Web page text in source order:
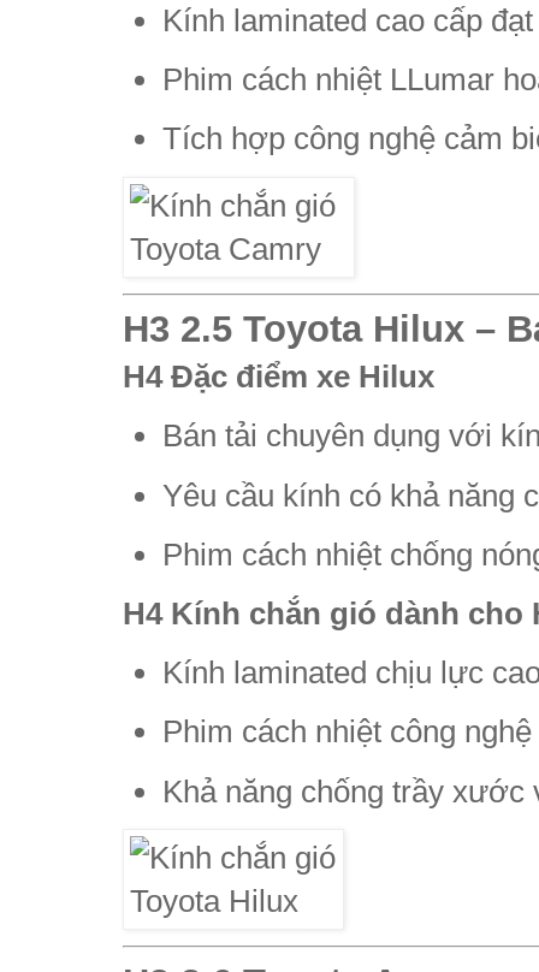
Kính laminated cao cấp
Phim cách nhiệt LLumar
Tích hợp công nghệ cảm
H3 2.5 Toyota Hilux –
H4 Đặc điểm xe Hilux
Bán tải chuyên dụng với
Yêu cầu kính có khả năng
Phim cách nhiệt chống
H4 Kính chắn gió dành cho
Kính laminated chịu lực
Phim cách nhiệt công
Khả năng chống trầy xước